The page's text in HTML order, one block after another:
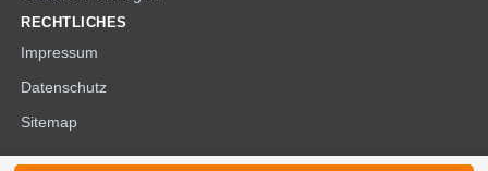
RECHTLICHES
Impressum
Datenschutz
Sitemap